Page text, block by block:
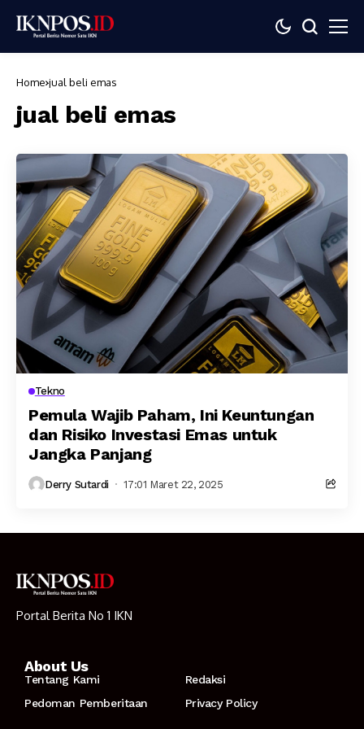
Home jual beli emas
jual beli emas
Tekno
Pemula Wajib Paham, Ini Keuntungan
dan Risiko Investasi Emas untuk
Jangka Panjang
Derry Sutardi 17:01 Maret 22, 2025
Portal Berita No 1 IKN
About Us
Tentang Kami
Redaksi
Pedoman Pemberitaan
Privacy Policy